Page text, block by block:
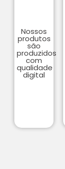
Nossos
produtos
são
produzidos
com
qualidade
digital